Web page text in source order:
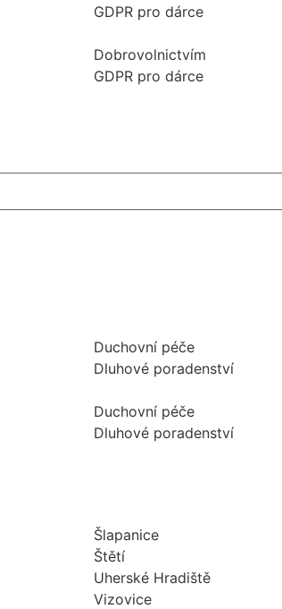
GDPR pro dárce
Dobrovolnictvím
GDPR pro dárce
Duchovní péče
Dluhové poradenství
Duchovní péče
Dluhové poradenství
Šlapanice
Štětí
Uherské Hradiště
Vizovice